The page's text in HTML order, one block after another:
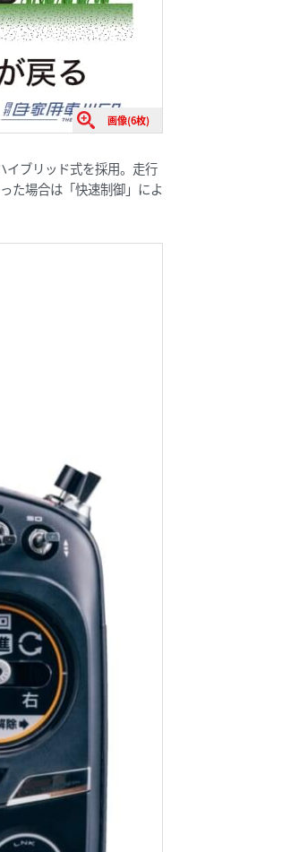
画像(6枚)
イブリッド式を採用。走行
た場合は「快速制御」によ